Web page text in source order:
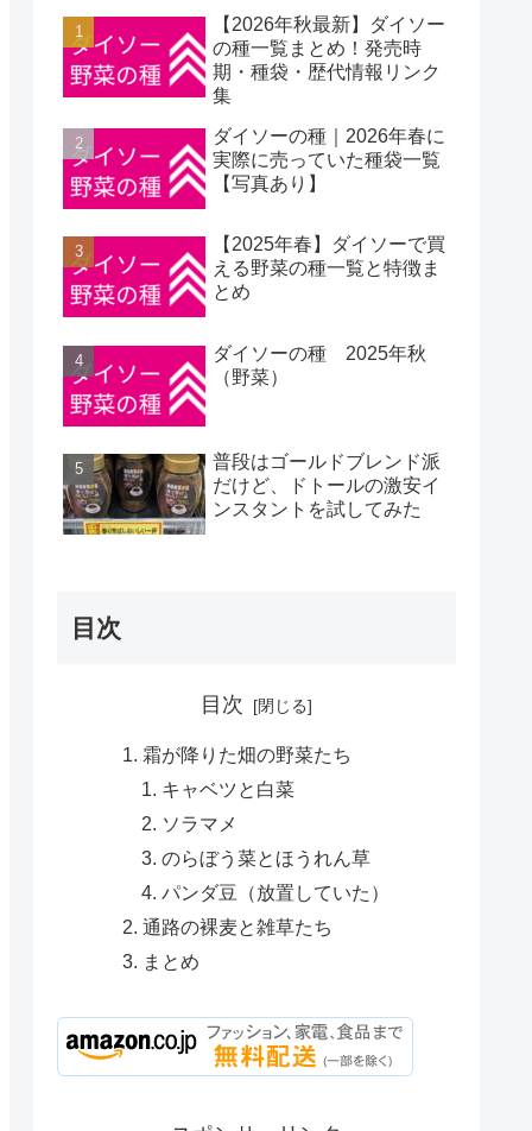
【2026年秋最新】ダイソー
の種一覧まとめ！発売時
期・種袋・歴代情報リンク
集
ダイソーの種｜2026年春に
実際に売っていた種袋一覧
【写真あり】
【2025年春】ダイソーで買
える野菜の種一覧と特徴ま
とめ
ダイソーの種 2025年秋
（野菜）
普段はゴールドブレンド派
だけど、ドトールの激安イ
ンスタントを試してみた
目次
目次
霜が降りた畑の野菜たち
キャベツと白菜
ソラマメ
のらぼう菜とほうれん草
パンダ豆（放置していた）
通路の裸麦と雑草たち
まとめ